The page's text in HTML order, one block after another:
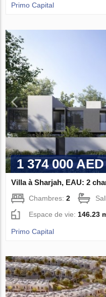
Primo Capital
1 374 000 AED
Villa à Sharjah, EAU: 2
Chambres:2
Espace de vie: 146.23
Primo Capital